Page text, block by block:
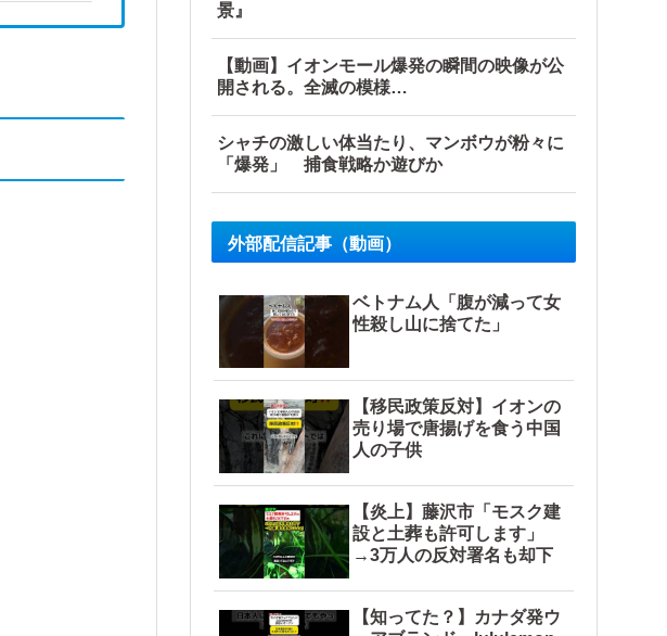
景』
【動画】イオンモール爆発の瞬間の映像が公
開される。全滅の模様…
シャチの激しい体当たり、マンボウが粉々に
「爆発」 捕食戦略か遊びか
外部配信記事（動画）
ベトナム人「腹が減って女
性殺し山に捨てた」
【移民政策反対】イオンの
売り場で唐揚げを食う中国
人の子供
【炎上】藤沢市「モスク建
設と土葬も許可します」
→3万人の反対署名も却下
【知ってた？】カナダ発ウ